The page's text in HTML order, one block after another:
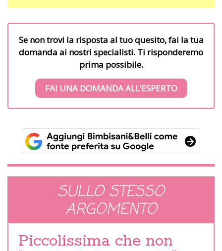
Se non trovi la risposta al tuo quesito, fai la tua
domanda ai nostri specialisti. Ti risponderemo
prima possibile.
FAI UNA DOMANDA ALL’ESPERTO
SULLO STESSO
ARGOMENTO
Piccolissima che non